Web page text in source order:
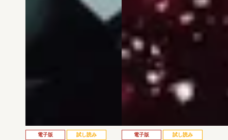
電子版 試し読み 電子版 試し読み